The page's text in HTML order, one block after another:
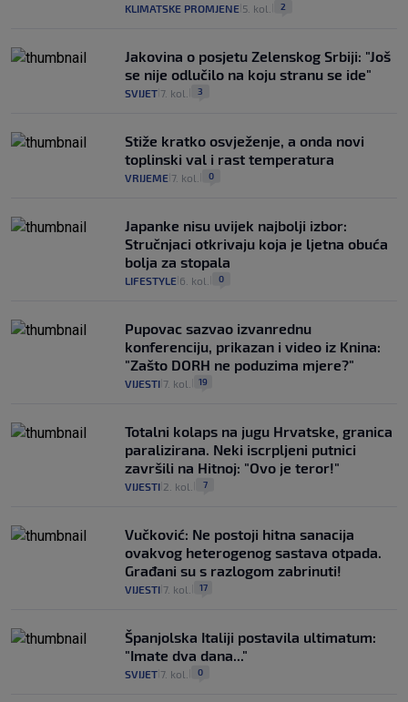
KLIMATSKE PROMJENE 5. kol. 2
Jakovina o posjetu Zelenskog Srbiji: "Još
se nije odlučilo na koju stranu se ide"
SVIJET 7. kol. 3
Stiže kratko osvježenje, a onda novi
toplinski val i rast temperatura
VRIJEME 7. kol. 0
Japanke nisu uvijek najbolji izbor:
Stručnjaci otkrivaju koja je ljetna obuća
bolja za stopala
LIFESTYLE 6. kol. 0
Pupovac sazvao izvanrednu
konferenciju, prikazan i video iz Knina:
"Zašto DORH ne poduzima mjere?"
VIJESTI 7. kol. 19
Totalni kolaps na jugu Hrvatske, granica
paralizirana. Neki iscrpljeni putnici
završili na Hitnoj: "Ovo je teror!"
VIJESTI 2. kol. 7
Vučković: Ne postoji hitna sanacija
ovakvog heterogenog sastava otpada.
Građani su s razlogom zabrinuti!
VIJESTI 7. kol. 17
Španjolska Italiji postavila ultimatum:
"Imate dva dana..."
SVIJET 7. kol. 0